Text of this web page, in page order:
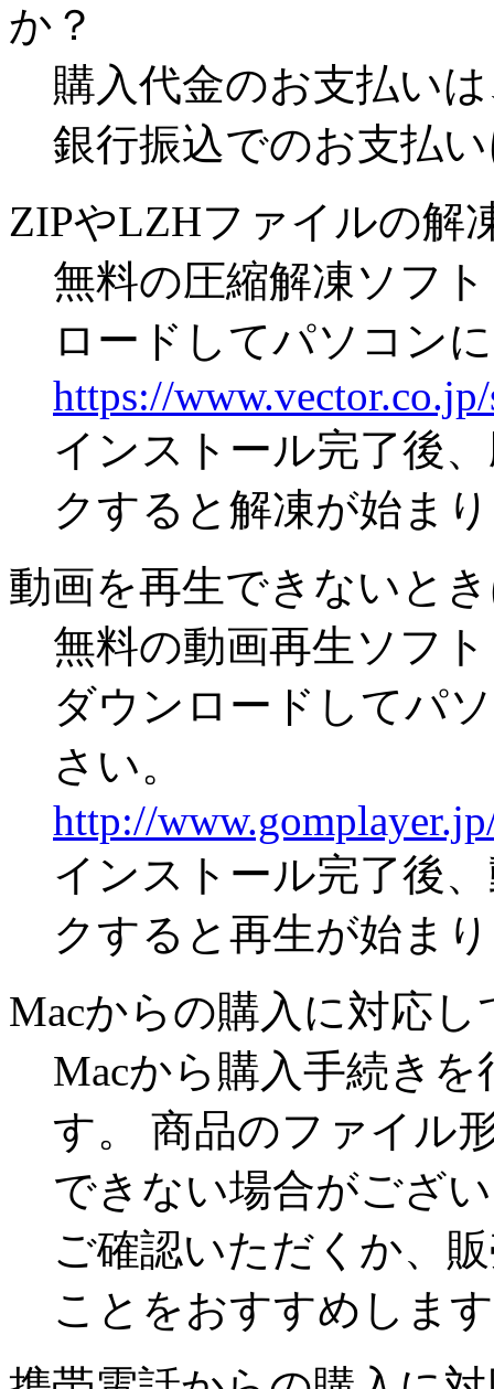
か？
購入代金のお支払い
銀行振込でのお支払
ZIPやLZHファイルの解
無料の圧縮解凍ソフ
ロードしてパソコン
https://
インストール完了後
クすると解凍が始ま
動画を再生できないと
無料の動画再生ソフ
ダウンロードしてパ
さい。
http://
インストール完了後
クすると再生が始ま
Macからの購入に対応
Macから購入手続き
す。 商品のファイル
できない場合がござ
ご確認いただくか、
ことをおすすめしま